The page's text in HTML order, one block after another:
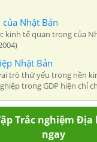
Nhật Bản
kinh tế quan trọng của
Nhật Bản
trò thứ yếu trong nền
trong GDP hiện chỉ
Trắc nghiệm Địa
ngay